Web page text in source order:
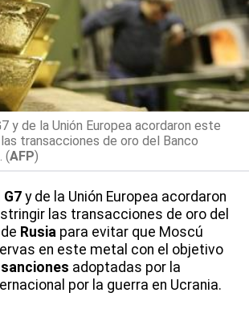
y de la Unión Europea acordaron este
transacciones de oro del Banco
(AFP)
G7 y de la Unión Europea acordaron
las transacciones de oro del
Rusia para evitar que Moscú
en este metal con el objetivo
sanciones adoptadas por la
por la guerra en Ucrania.